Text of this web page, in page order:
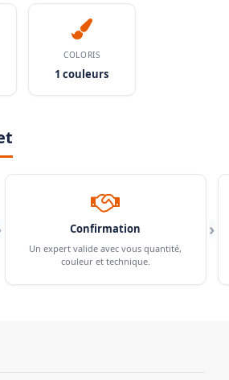
COLORIS
1 couleurs
Confirmation
Un expert valide avec vous quantité,
couleur et technique.
›